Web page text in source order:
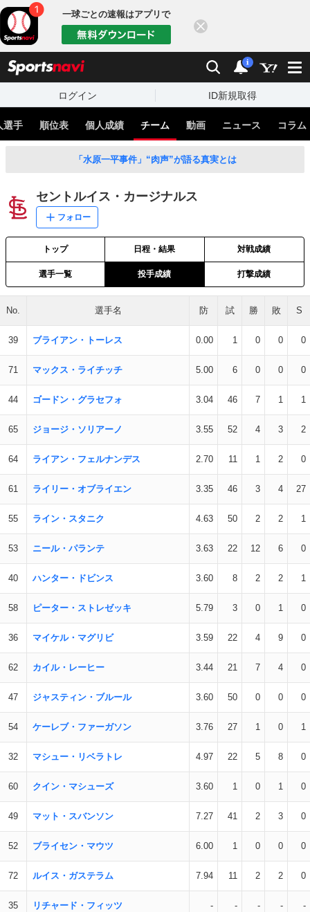
一球ごとの速報はアプリで
検索 通知
i
ログイン ID新規取得
選手 順位表 個人成績 チーム 動画 ニュース コラム
「水原一平事件」“肉声”が語る真実とは
セントルイス・カージナルス
フォロー
トップ 日程・結果 対戦成績
選手一覧 投手成績 打撃成績
No. 選手名 防 試 勝 敗 S
39 ブライアン・トーレス 0.00 1 0 0 0
71 マックス・ライチッチ 5.00 6 0 0 0
44 ゴードン・グラセフォ 3.04 46 7 1 1
65 ジョージ・ソリアーノ 3.55 52 4 3 2
64 ライアン・フェルナンデス 2.70 11 1 2 0
61 ライリー・オブライエン 3.35 46 3 4 27
55 ライン・スタニク 4.63 50 2 2 1
53 ニール・パランテ 3.63 22 12 6 0
40 ハンター・ドビンス 3.60 8 2 2 1
58 ピーター・ストレゼッキ 5.79 3 0 1 0
36 マイケル・マグリビ 3.59 22 4 9 0
62 カイル・レーヒー 3.44 21 7 4 0
47 ジャスティン・ブルール 3.60 50 0 0 0
54 ケーレブ・ファーガソン 3.76 27 1 0 1
32 マシュー・リベラトレ 4.97 22 5 8 0
60 クイン・マシューズ 3.60 1 0 1 0
49 マット・スバンソン 7.27 41 2 3 0
52 ブライセン・マウツ 6.00 1 0 0 0
72 ルイス・ガステラム 7.94 11 2 2 0
35 リチャード・フィッツ - - - - -